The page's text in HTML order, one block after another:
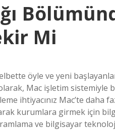
Mi
öyle ve yeni
Mac işletim sistemiyle
ihtiyacınız Mac’te daha
kurumlara girmek için
ve bilgisayar